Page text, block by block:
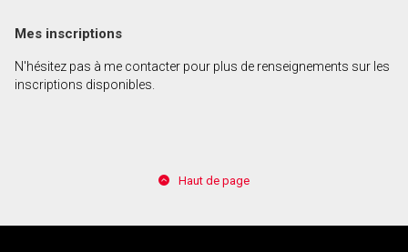
Mes inscriptions
N'hésitez pas à me contacter pour plus de renseignements sur les
inscriptions disponibles.
Haut de page